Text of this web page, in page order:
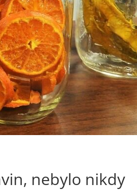
nebylo nikdy